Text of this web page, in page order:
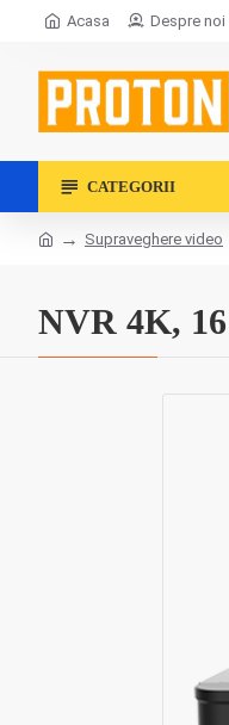
Acasa Despre noi
CATEGORII
Supraveghere video
NVR 4K,